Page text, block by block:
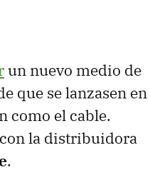
un nuevo medio de
que se lanzasen en
como el cable.
la distribuidora
.